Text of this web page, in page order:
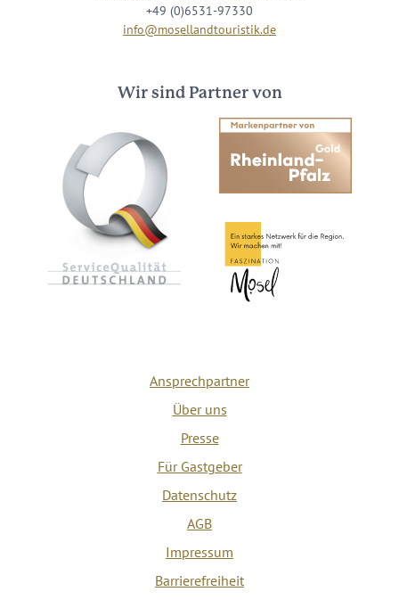
+49 (0)6531-97330
info@mosellandtouristik.de
Wir sind Partner von
Ansprechpartner
Über uns
Presse
Für Gastgeber
Datenschutz
AGB
Impressum
Barrierefreiheit